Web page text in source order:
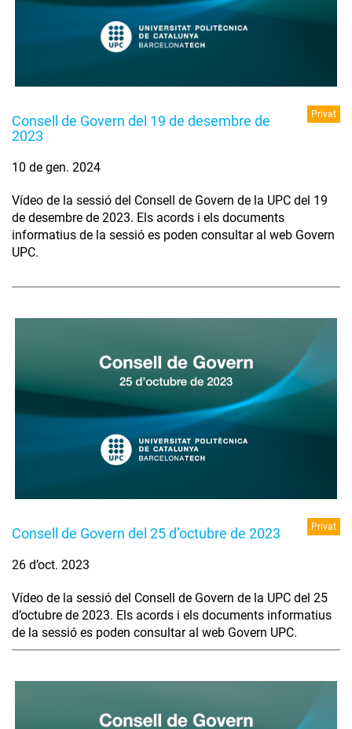
Consell de Govern del 19 de desembre de
2023
Privat
10 de gen. 2024
Vídeo de la sessió del Consell de Govern de la UPC del 19
de desembre de 2023. Els acords i els documents
informatius de la sessió es poden consultar al web Govern
UPC.
Consell de Govern del 25 d’octubre de 2023 Privat
26 d’oct. 2023
Vídeo de la sessió del Consell de Govern de la UPC del 25
d’octubre de 2023. Els acords i els documents informatius
de la sessió es poden consultar al web Govern UPC.